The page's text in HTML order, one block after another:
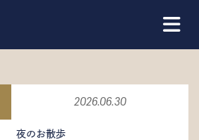
2026.06.30
夜のお散歩